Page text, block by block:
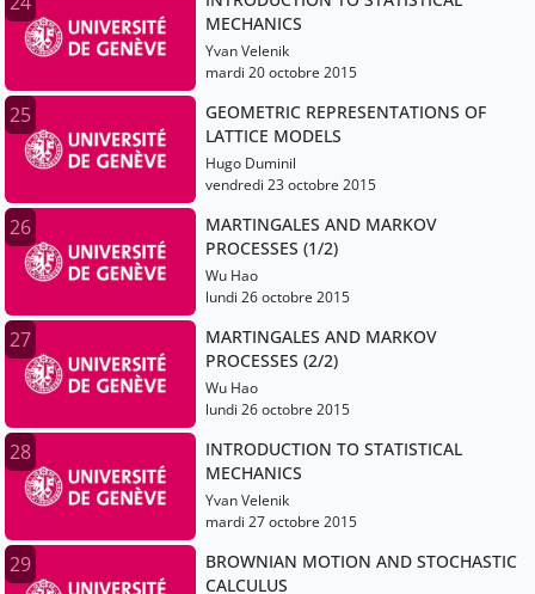
MECHANICS
Yvan Velenik
mardi 20 octobre 2015
25
GEOMETRIC REPRESENTATIONS OF
LATTICE MODELS
Hugo Duminil
vendredi 23 octobre 2015
26
MARTINGALES AND MARKOV
PROCESSES (1/2)
Wu Hao
lundi 26 octobre 2015
27
MARTINGALES AND MARKOV
PROCESSES (2/2)
Wu Hao
lundi 26 octobre 2015
28
INTRODUCTION TO STATISTICAL
MECHANICS
Yvan Velenik
mardi 27 octobre 2015
29
BROWNIAN MOTION AND STOCHASTIC
CALCULUS